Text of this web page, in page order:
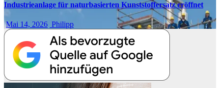
Industrieanlage für naturbasierten Kunststoffersatz eröffnet
Mai 14, 2026 Philipp